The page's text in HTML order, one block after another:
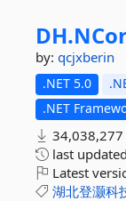
DH.
by: qcjxberin
.NET 5.0
.NET
last updated
Latest
湖北登灏科